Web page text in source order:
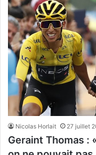
Nicolas Horlait 27 juillet
Geraint Thomas :